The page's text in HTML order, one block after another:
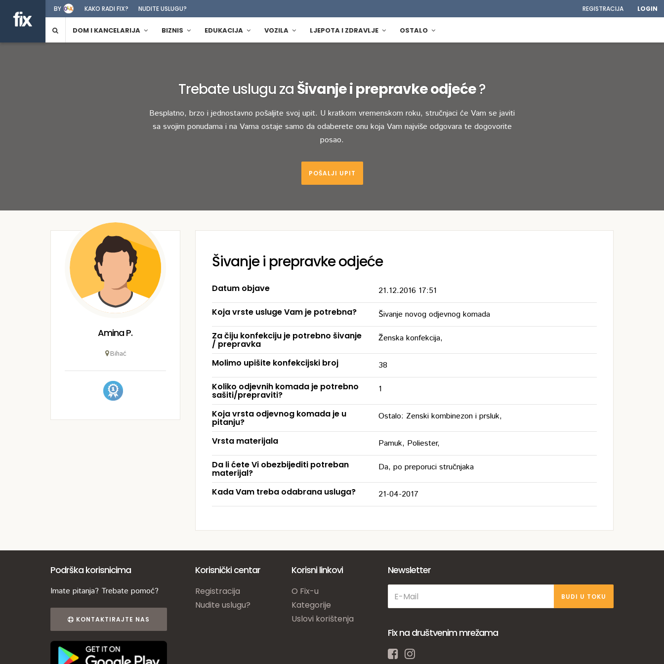
BY KAKO RADI FIX? NUDITE USLUGU? REGISTRACIJA LOGIN
DOM I KANCELARIJA BIZNIS EDUKACIJA VOZILA LJEPOTA I ZDRAVLJE OSTALO
Trebate uslugu za Šivanje i prepravke odjeće?
Besplatno, brzo i jednostavno pošaljite svoj upit. U kratkom vremenskom roku, stručnjaci će Vam se javiti
sa svojim ponudama i na Vama ostaje samo da odaberete onu koja Vam najviše odgovara te dogovorite
posao.
POŠALJI UPIT
Šivanje i prepravke odjeće
Datum objave
21.12.2016 17:51
Koja vrste usluge Vam je potrebna?
Šivanje novog odjevnog komada
Za čiju konfekciju je potrebno šivanje
/ prepravka
Ženska konfekcija,
Molimo upišite konfekcijski broj
38
Koliko odjevnih komada je potrebno
sašiti/prepraviti?
1
Koja vrsta odjevnog komada je u
pitanju?
Ostalo: Zenski kombinezon i prsluk,
Vrsta materijala
Pamuk, Poliester,
Da li ćete Vi obezbijediti potreban
materijal?
Da, po preporuci stručnjaka
Kada Vam treba odabrana usluga? 21-04-2017
Amina P.
Bihać
Podrška korisnicima
Imate pitanja? Trebate pomoć?
KONTAKTIRAJTE NAS
Korisnički centar
Registracija
Nudite uslugu?
Korisni linkovi
O Fix-u
Kategorije
Uslovi korištenja
Newsletter
BUDI U TOKU
Fix na društvenim mrežama